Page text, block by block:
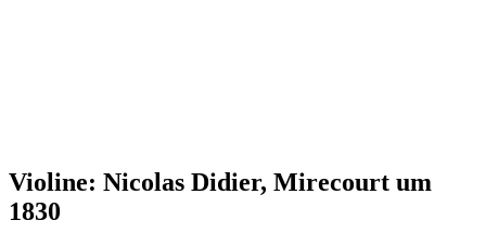
Violine: Nicolas Didier, Mirecourt um
1830